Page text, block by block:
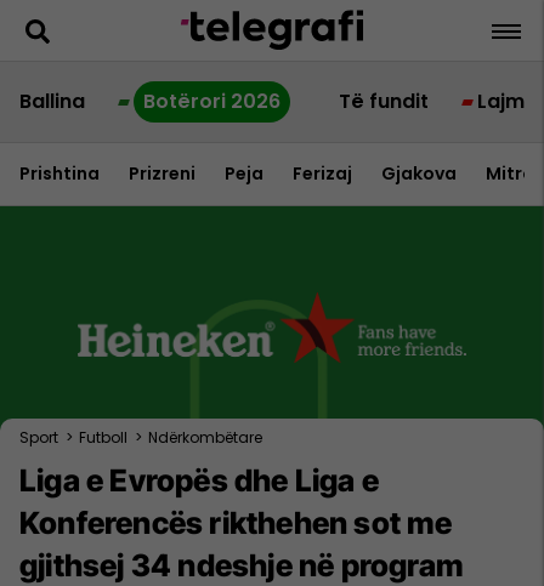
Ballina Botërori 2026 Të fundit Lajme
Prishtina Prizreni Peja Ferizaj Gjakova
Sport > Futboll > Ndërkombëtare
Liga e Evropës dhe Liga e
Konferencës rikthehen sot me
gjithsej 34 ndeshje në program